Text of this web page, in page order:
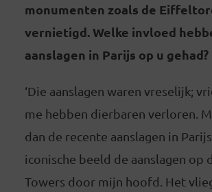
monumenten zoals de
vernietigd. Welke invloed
aanslagen in Parijs op u gehad?
‘Die aanslagen waren vreselijk;
me hebben dierbaren verloren.
dan de recente aanslagen in
iconische beeld de aanslagen op
Towers door mijn hoofd. Het